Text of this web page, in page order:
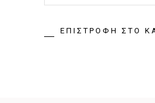
ΕΠΙΣΤΡΟΦΉ ΣΤΟ